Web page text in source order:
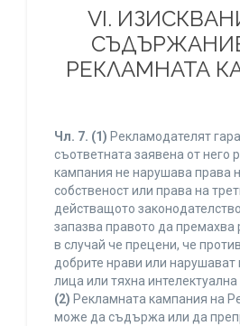
VI.
РЕКЛАМНАТА
Чл. 7. (1) Рекламодателят
съответната заявена от него
кампания не нарушава права
собственост или права на
действащото
запазва правото да
в случай че прецени, че
добрите нрави или нарушават
лица или тяхна интелектуална
(2) Рекламната кампания на
може да съдържа или да